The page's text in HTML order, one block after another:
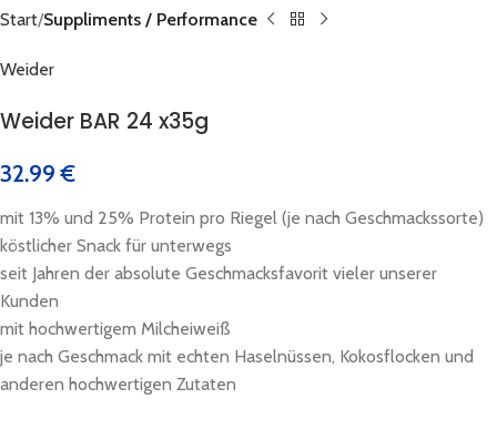
Start Suppliments / Performance
Weider
Weider BAR 24 x35g
32.99€
mit 13% und 25% Protein pro Riegel (je nach Geschmackssorte)
köstlicher Snack für unterwegs
seit Jahren der absolute Geschmacksfavorit vieler unserer
Kunden
mit hochwertigem Milcheiweiß
je nach Geschmack mit echten Haselnüssen, Kokosflocken und
anderen hochwertigen Zutaten